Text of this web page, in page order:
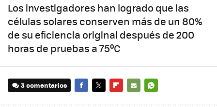
Los investigadores han logrado que las
células solares conserven más de un 80%
de su eficiencia original después de 200
horas de pruebas a 75ºC
3 comentarios